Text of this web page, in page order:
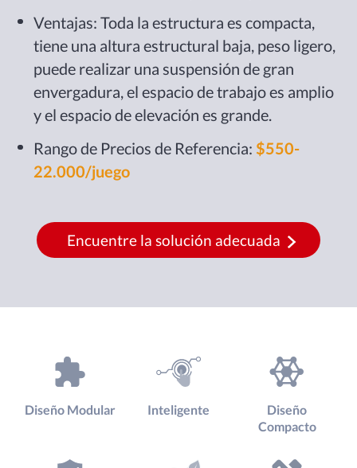
Ventajas: Toda la estructura es compacta,
tiene una altura estructural baja, peso ligero,
puede realizar una suspensión de gran
envergadura, el espacio de trabajo es amplio
y el espacio de elevación es grande.
Rango de Precios de Referencia: $550-
22.000/juego
Encuentre la solución adecuada
Diseño Modular Inteligente
Diseño
Compacto